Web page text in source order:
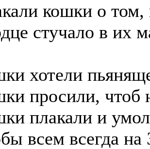
кошки о том,
стучало в их
хотели
просили, чтоб
плакали и
всем всегда